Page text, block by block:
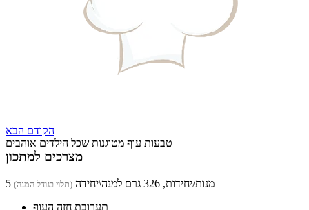
הקודם הבא
טבעות עוף מטוגנות שכל הילדים אוהבים
מצרכים למתכון
5 מנות/יחידות, 326 גרם למנה\יחידה (תלוי בגודל המנה)
תערובת חזה העוף